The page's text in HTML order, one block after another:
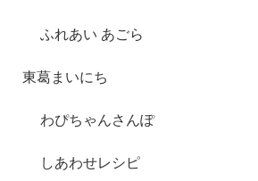
ふれあい あごら
東葛まいにち
わぴちゃんさんぽ
しあわせレシピ